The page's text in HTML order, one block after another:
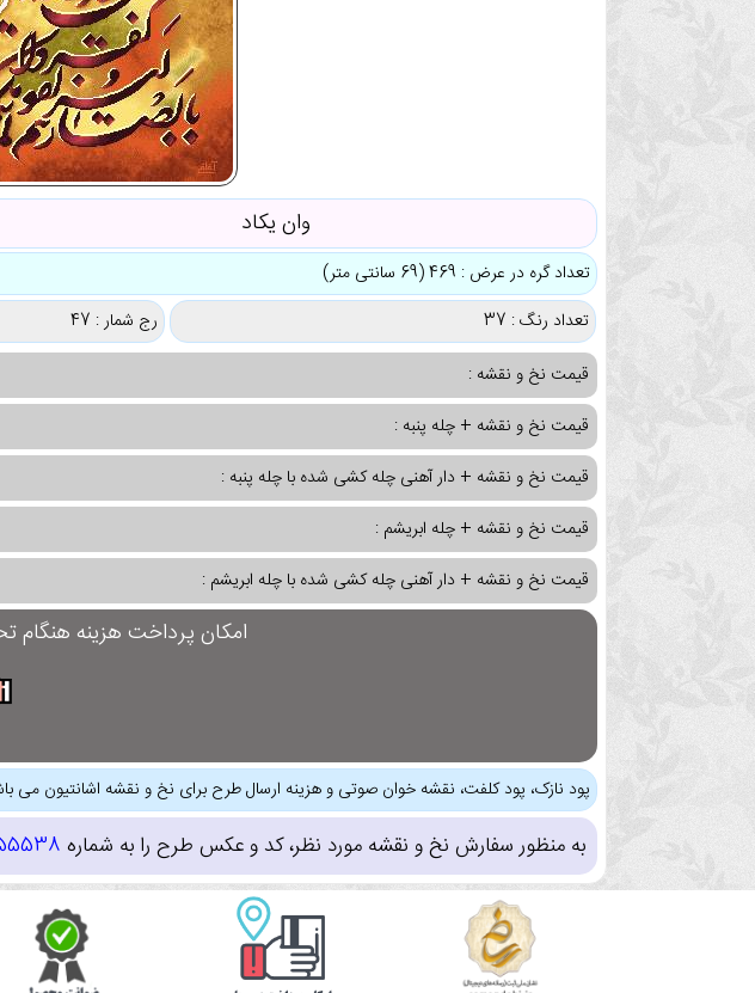
وان یکاد
تعداد گره در عرض : 469 (69 سانتی متر)
تعداد رنگ : 37
رج شمار : 47
قیمت نخ و نقشه :
قیمت نخ و نقشه + چله پنبه :
قیمت نخ و نقشه + دار آهنی چله کشی شده با چله پنبه :
قیمت نخ و نقشه + چله ابریشم :
قیمت نخ و نقشه + دار آهنی چله کشی شده با چله ابریشم :
امکان پرداخت هزینه هنگام
پود نازک، پود کلفت، نقشه خوان صوتی و هزینه ارسال طرح برای نخ و نقشه اشانتیون می
به منظور سفارش نخ و نقشه مورد نظر، کد و عکس طرح را به شماره